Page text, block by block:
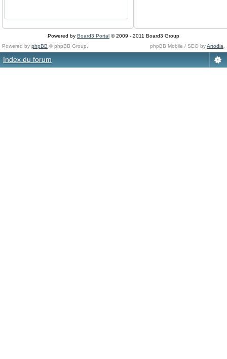
Powered by Board3 Portal © 2009 - 2011 Board3 Group
Powered by phpBB © phpBB Group. phpBB Mobile / SEO byArtodia
Index du forum